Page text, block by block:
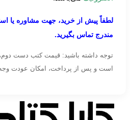
لطفاً پیش از خرید، جهت مشاوره یا
مندرج تماس بگیرید.
توجه داشته باشید: قیمت کتب دست دوم،
است و پس از پرداخت، امکان عودت وجه